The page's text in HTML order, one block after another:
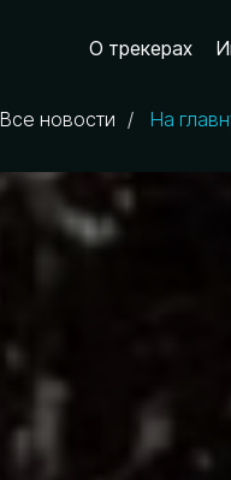
О трекерах
Все новости / На